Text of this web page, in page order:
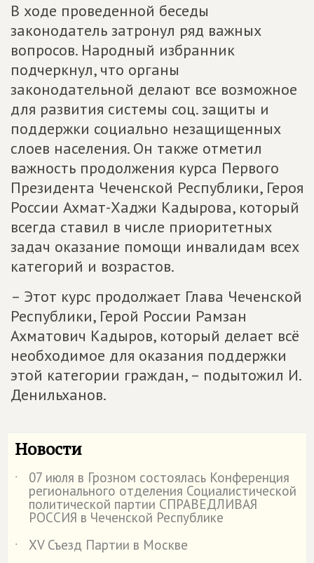
В ходе проведенной беседы
законодатель затронул ряд важных
вопросов. Народный избранник
подчеркнул, что органы
законодательной делают все возможное
для развития системы соц. защиты и
поддержки социально незащищенных
слоев населения. Он также отметил
важность продолжения курса Первого
Президента Чеченской Республики, Героя
России Ахмат-Хаджи Кадырова, который
всегда ставил в числе приоритетных
задач оказание помощи инвалидам всех
категорий и возрастов.
– Этот курс продолжает Глава Чеченской
Республики, Герой России Рамзан
Ахматович Кадыров, который делает всё
необходимое для оказания поддержки
этой категории граждан, – подытожил И.
Денильханов.
Новости
˙ 07 июля в Грозном состоялась Конференция
регионального отделения Социалистической
политической партии СПРАВЕДЛИВАЯ
РОССИЯ в Чеченской Республике
˙
XV Съезд Партии в Москве